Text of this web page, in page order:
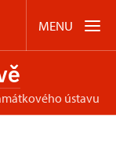
MENU
ústavu